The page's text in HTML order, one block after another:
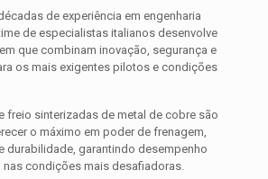
de experiência em engenharia
de especialistas italianos desenvolve
que combinam inovação, segurança e
os mais exigentes pilotos e condições
freio sinterizadas de metal de cobre são
o máximo em poder de frenagem,
durabilidade, garantindo desempenho
condições mais desafiadoras.